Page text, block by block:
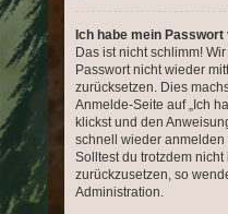
Ich habe mein
Das ist nicht schlimm!
Passwort nicht wieder
zurücksetzen. Dies
Anmelde-Seite auf „Ich
klickst und den
schnell wieder anmelden
Solltest du trotzdem
zurückzusetzen, so
Administration.